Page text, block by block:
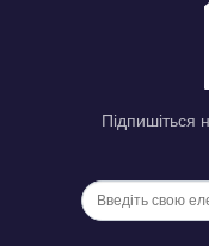
Підпишіться